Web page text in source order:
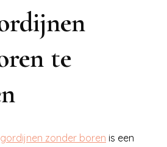
te
zonder boren is een